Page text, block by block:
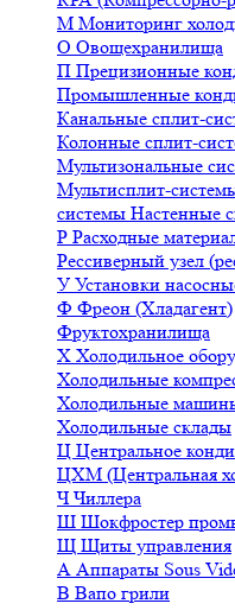
М Мониторинг
О Овощехранилища
П Прецизионные
Промышленные
Канальные сплит-
Колонные сплит-
Мультизональные
Мультисплит-
системы Настенные
Р Расходные
Рессиверный узел
У Установки
Ф Фреон (Хладагент)
Фруктохранилища
Х Холодильное
Холодильные
Холодильные
Холодильные склады
Ц Центральное
ЦХМ (Центральная
ЧЧиллера
Ш Шокфростер
Щ Щиты управления
А Аппараты Sous
В Вапо грили